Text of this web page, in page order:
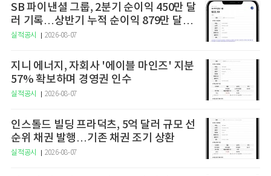
SB 파이낸셜 그룹, 2분기 순이익 450만 달
러 기록…상반기 누적 순이익 879만 달러
달성
실적공시 2026-08-07
지니 에너지, 자회사 '에이블 마인즈' 지분
57% 확보하며 경영권 인수
실적공시 2026-08-07
인스톨드 빌딩 프라덕츠, 5억 달러 규모 선
순위 채권 발행…기존 채권 조기 상환
실적공시 2026-08-07